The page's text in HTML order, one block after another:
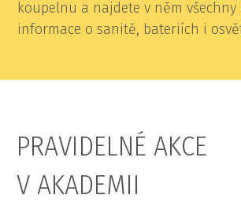
koupelnu a najdete v něm všechny
informace o sanitě, bateriích i
PRAVIDELNÉ AKCE
V AKADEMII